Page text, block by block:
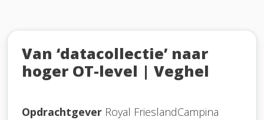
Van ‘datacollectie’ naar
hoger OT-level | Veghel
Opdrachtgever Royal FrieslandCampina